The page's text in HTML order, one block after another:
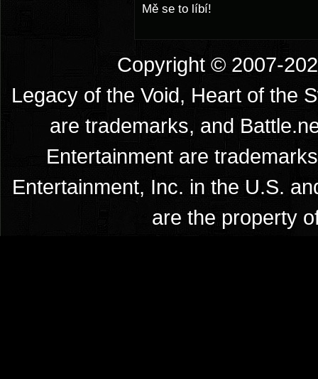
Mě se to líbí!
Copyright © 2007-
Legacy of the Void, Heart of the
are trademarks, and
Entertainment are
Entertainment, Inc. in the U.S.
are the property